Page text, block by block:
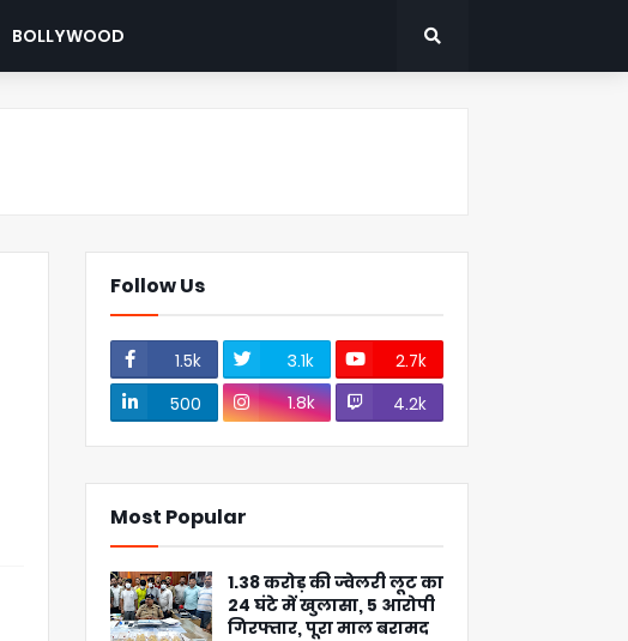
BOLLYWOOD
Follow Us
1.5k 3.1k
2.7k
500
1.8k 4.2k
Most Popular
1.38 करोड़ की ज्वेलरी लूट का
24 घंटे में खुलासा, 5 आरोपी
गिरफ्तार, पूरा माल बरामद